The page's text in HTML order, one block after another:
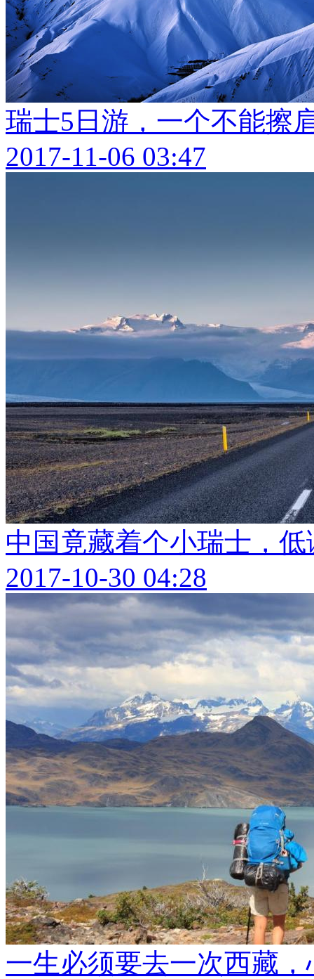
瑞士5日游，一个不能擦
2017-11-06 03:47
中国竟藏着个小瑞士，
2017-10-30 04:28
一生必须要去一次西藏